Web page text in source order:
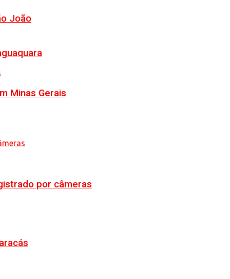
João
por câmeras
Minas Gerais